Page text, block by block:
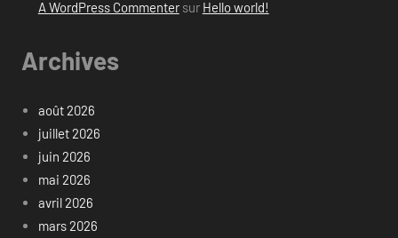
A WordPress Commentersur Hello world!
Archives
août 2026
juillet 2026
juin 2026
mai 2026
avril 2026
mars 2026